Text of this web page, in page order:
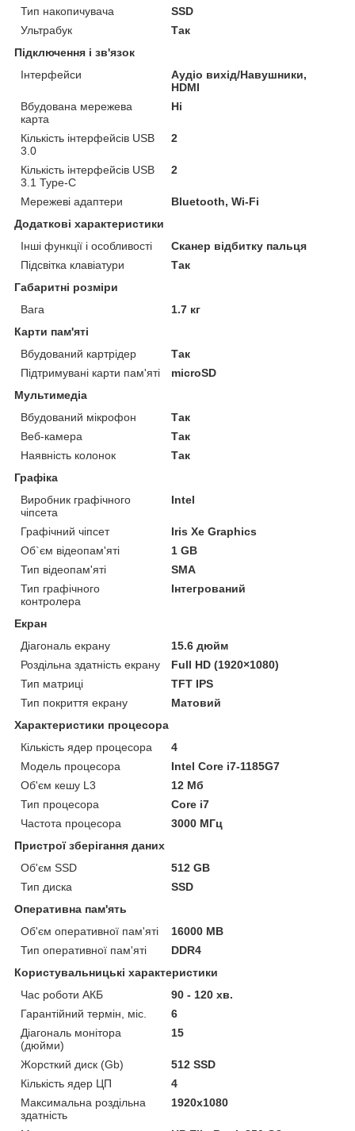
Тип накопичувача
SSD
Ультрабук
Так
Підключення і зв'язок
Інтерфейси
Аудіо вихід/Навушники,
HDMI
Вбудована мережева
карта
Ні
Кількість інтерфейсів USB
3.0
2
Кількість інтерфейсів USB
3.1 Type-C
2
Мережеві адаптери
Bluetooth, Wi-Fi
Додаткові характеристики
Інші функції і особливості
Сканер відбитку пальця
Підсвітка клавіатури
Так
Габаритні розміри
Вага
1.7 кг
Карти пам'яті
Вбудований картрідер
Так
Підтримувані карти пам'яті
microSD
Мультимедіа
Вбудований мікрофон
Так
Веб-камера
Так
Наявність колонок
Так
Графіка
Виробник графічного
чіпсета
Intel
Графічний чіпсет
Iris Xe Graphics
Об`єм відеопам'яті
1 GB
Тип відеопам'яті
SMA
Тип графічного
контролера
Інтегрований
Екран
Діагональ екрану
15.6 дюйм
Роздільна здатність екрану
Full HD (1920×1080)
Тип матриці
TFT IPS
Тип покриття екрану
Матовий
Характеристики процесора
Кількість ядер процесора
4
Модель процесора
Intel Core i7-1185G7
Об'єм кешу L3
12 Мб
Тип процесора
Core i7
Частота процесора
3000 МГц
Пристрої зберігання даних
Об'єм SSD
512 GB
Тип диска
SSD
Оперативна пам'ять
Об'єм оперативної пам'яті
16000 MB
Тип оперативної пам'яті
DDR4
Користувальницькі характеристики
Час роботи АКБ
90 - 120 хв.
Гарантійний термін, міс.
6
Діагональ монітора
(дюйми)
15
Жорсткий диск (Gb)
512 SSD
Кількість ядер ЦП
4
Максимальна роздільна
здатність
1920x1080